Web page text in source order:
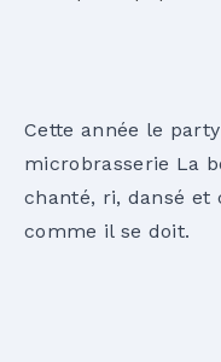
Cette année le
microbrasserie La
chanté, ri, dansé et
comme il se doit.